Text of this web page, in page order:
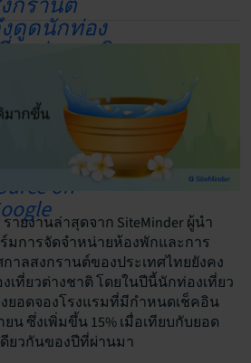
รายงานล่าสุดจาก SiteMinderผู้นำ
การจัดจำหน่ายห้องพักและการ
กาลสงกรานต์ของประเทศไทยยังคง
เที่ยวต่างชาติ โดยในปีนี้นักท่องเที่ยว
ยอดจองโรงแรมที่มีกำหนดเช็คอิน
ยน ซึ่งเพิ่มขึ้น 15% เมื่อเทียบกับยอด
ดียวกันของปีที่ผ่านมา